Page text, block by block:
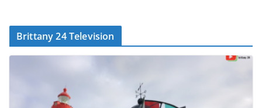
Brittany 24 Television